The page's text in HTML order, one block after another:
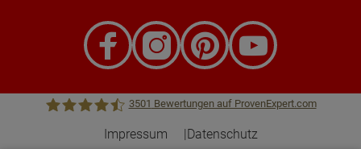
3501 Bewertungen auf ProvenExpert.com
Impressum Datenschutz